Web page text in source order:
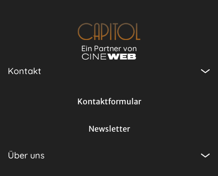
Ein Partner von
Kontakt
Kontaktformular
Newsletter
Über uns